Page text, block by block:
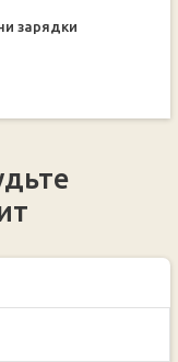
зарядки